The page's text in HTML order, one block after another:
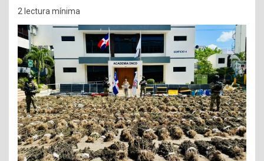
2 lectura mínima